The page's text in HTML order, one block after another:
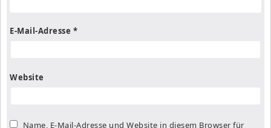
E-Mail-Adresse *
Website
Name, E-Mail-Adresse und Website in diesem Browser für